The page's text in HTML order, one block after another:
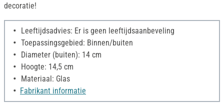
decoratie!
Leeftijdsadvies: Er is geen leeftijdsaanbeveling
Toepassingsgebied: Binnen/buiten
Diameter (buiten): 14 cm
Hoogte: 14,5 cm
Materiaal: Glas
Fabrikant informatie